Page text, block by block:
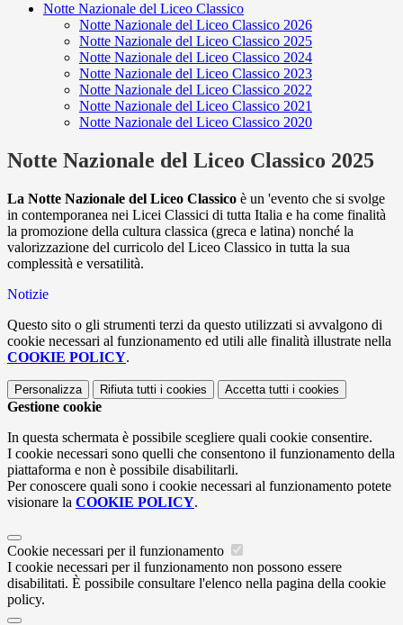
Notte Nazionale del Liceo Classico
Notte Nazionale del Liceo Classico 2026
Notte Nazionale del Liceo Classico 2025
Notte Nazionale del Liceo Classico 2024
Notte Nazionale del Liceo Classico 2023
Notte Nazionale del Liceo Classico 2022
Notte Nazionale del Liceo Classico 2021
Notte Nazionale del Liceo Classico 2020
Notte Nazionale del Liceo Classico 2025
La Notte Nazionale del Liceo Classico è un 'evento che si svolge
in contemporanea nei Licei Classici di tutta Italia e ha come finalità
la promozione della cultura classica (greca e latina) nonché la
valorizzazione del curricolo del Liceo Classico in tutta la sua
complessità e versatilità.
Notizie
Questo sito o gli strumenti terzi da questo utilizzati si avvalgono di
cookie necessari al funzionamento ed utili alle finalità illustrate nella
COOKIE POLICY.
Personalizza Rifiuta tutti i cookies Accetta tutti i cookies
Gestione cookie
In questa schermata è possibile scegliere quali cookie consentire.
I cookie necessari sono quelli che consentono il funzionamento della
piattaforma e non è possibile disabilitarli.
Per conoscere quali sono i cookie necessari al funzionamento potete
visionare la COOKIE POLICY.
Cookie necessari per il funzionamento
I cookie necessari per il funzionamento non possono essere
disabilitati. È possibile consultare l'elenco nella pagina della cookie
policy.